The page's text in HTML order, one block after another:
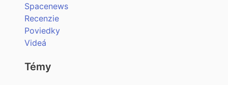
Spacenews
Recenzie
Poviedky
Videá
Témy